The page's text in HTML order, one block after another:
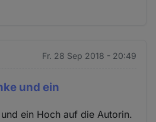
Fr. 28 Sep 2018 - 20:49
und ein
ein Hoch auf die Autorin.